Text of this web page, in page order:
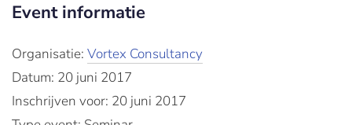
Event informatie
Organisatie: Vortex Consultancy
Datum: 20 juni 2017
Inschrijven voor: 20 juni 2017